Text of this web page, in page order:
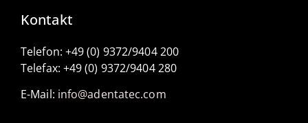
Kontakt
Telefon: +49 (0) 9372/9404 200
Telefax: +49 (0) 9372/9404 280
E-Mail: info@adentatec.com